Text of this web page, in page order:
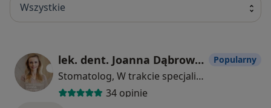
Wszystkie
lek. dent. Joanna Dąbrowicz
Stomatolog, W trakcie specjalizacji (Lekarz wykonujący zabiegi medycyny estetycznej)
34 opinie
Popularny